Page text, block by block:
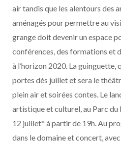
air tandis que les alentours des
aménagés pour permettre au
grange doit devenir un espace
conférences, des formations et
à l’horizon 2020. La guinguette,
portes dès juillet et sera le
plein air et soirées contes. Le
artistique et culturel, au Parc du
12 juillet* à partir de 19h. Au
dans le domaine et concert,